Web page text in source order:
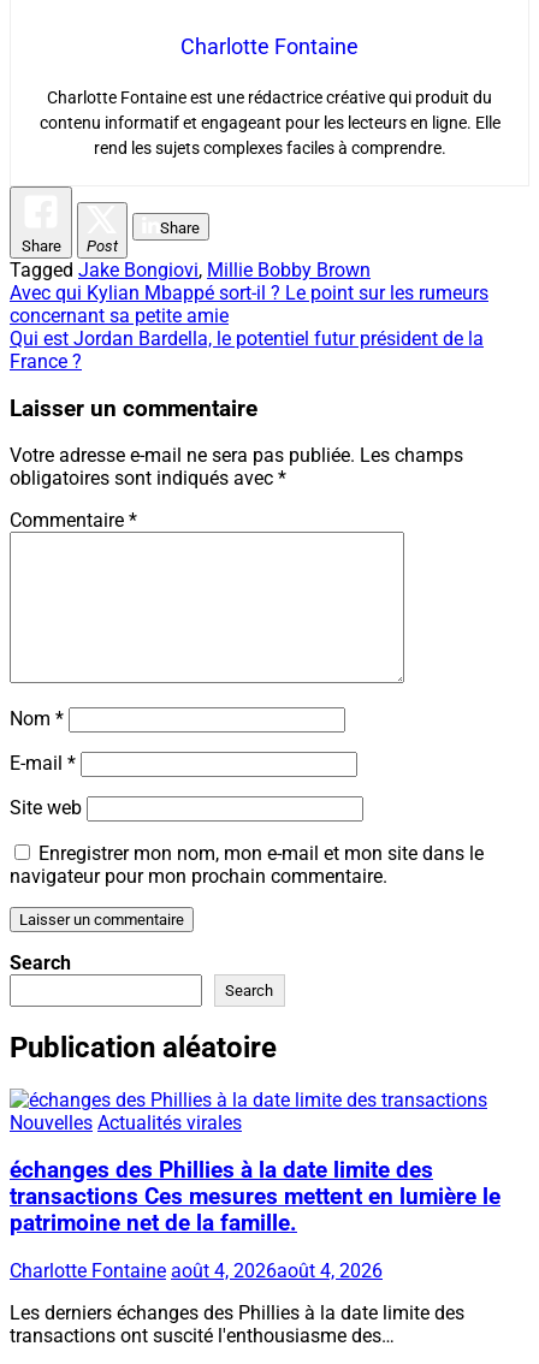
Charlotte Fontaine
Charlotte Fontaine est une rédactrice créative qui produit du
contenu informatif et engageant pour les lecteurs en ligne. Elle
rend les sujets complexes faciles à comprendre.
Share Post
Share
Tagged Jake Bongiovi, Millie Bobby Brown
Navigation
de
l’article
Avec qui Kylian Mbappé sort-il ? Le point sur les rumeurs
concernant sa petite amie
Qui est Jordan Bardella, le potentiel futur président de la
France ?
Laisser un commentaire
Votre adresse e-mail ne sera pas publiée. Les champs
obligatoires sont indiqués avec *
Commentaire *
Nom *
E-mail *
Site web
Enregistrer mon nom, mon e-mail et mon site dans le
navigateur pour mon prochain commentaire.
Search
Search
Publication aléatoire
Nouvelles Actualités virales
échanges des Phillies à la date limite des
transactions Ces mesures mettent en lumière le
patrimoine net de la famille.
Charlotte Fontaine août 4, 2026août 4, 2026
Les derniers échanges des Phillies à la date limite des
transactions ont suscité l'enthousiasme des…